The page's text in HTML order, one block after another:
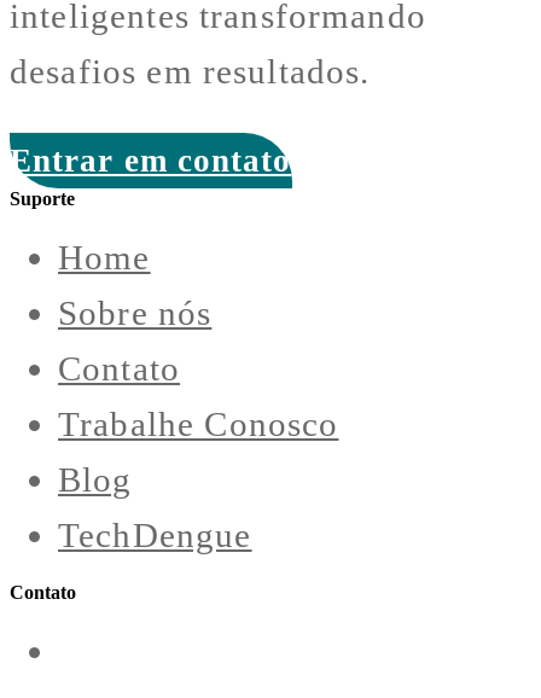
inteligentes transformando
desafios em resultados.
Entrar em contato
Suporte
Home
Sobre nós
Contato
Trabalhe Conosco
Blog
TechDengue
Contato